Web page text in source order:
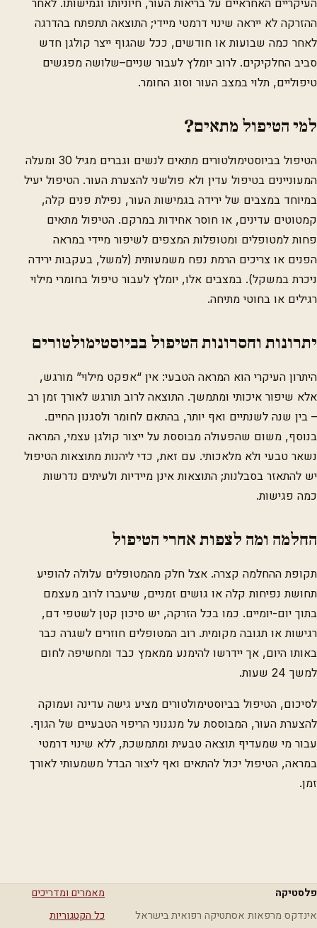
ההזרקה לא ייראה שינוי דרמטי מיידי; התוצאה תתפתח בהדרגה
לאחר כמה שבועות או חודשים, ככל שהגוף ייצר קולגן חדש
סביב החלקיקים. לרוב יומלץ לעבור שניים–שלושה מפגשים
טיפוליים, תלוי במצב העור וסוג החומר.
למי הטיפול מתאים?
הטיפול בביוסטימולטורים מתאים לנשים וגברים מגיל 30 ומעלה
המעוניינים בטיפול עדין ולא פולשני להצערת העור. הטיפול יעיל
במיוחד במצבים של ירידה בגמישות העור, נפילת פנים קלה,
קמטוטים עדינים, או חוסר אחידות במרקם. הטיפול מתאים
פחות למטופלים ומטופלות המצפים לשיפור מיידי במראה
הפנים או צריכים הרמת נפח משמעותית (למשל, בעקבות ירידה
ניכרת במשקל). במצבים אלו, יומלץ לעבור טיפול בחומרי מילוי
רגילים או בחוטי מתיחה.
יתרונות וחסרונות הטיפול בביוסטימולטורים
היתרון העיקרי הוא המראה הטבעי: אין “אפקט מילוי” מורגש,
אלא שיפור איכותי ומתמשך. התוצאה לרוב תורגש לאורך זמן רב
– בין שנה לשנתיים ואף יותר, בהתאם לחומר ולסגנון החיים.
בנוסף, משום שהפעולה מבוססת על ייצור קולגן עצמי, המראה
נשאר טבעי ולא מלאכותי. עם זאת, כדי ליהנות מתוצאות הטיפול
יש להתאזר בסבלנות; התוצאות אינן מיידיות ולעיתים נדרשות
כמה פגישות.
החלמה ומה לצפות אחרי הטיפול
תקופת ההחלמה קצרה. אצל חלק מהמטופלים עלולה להופיע
תחושת נפיחות קלה או גושים זמניים, שיעברו לרוב מעצמם
בתוך יום-יומיים. כמו בכל הזרקה, יש סיכון קטן לשטפי דם,
רגישות או תגובה מקומית. רוב המטופלים חוזרים לשגרה כבר
באותו היום, אך יידרשו להימנע ממאמץ כבד ומחשיפה לחום
למשך 24 שעות.
לסיכום, הטיפול בביוסטימולטורים מציע גישה עדינה ועמוקה
להצערת העור, המבוססת על מנגנוני הריפוי הטבעיים של הגוף.
עבור מי שמעדיף תוצאה טבעית ומתמשכת, ללא שינוי דרמטי
במראה, הטיפול יכול להתאים ואף ליצור הבדל משמעותי לאורך
זמן.
פלסטיקה
אינדקס מרפאות אסתטיקה רפואית בישראל
מאמרים ומדריכים
כל הקטגוריות